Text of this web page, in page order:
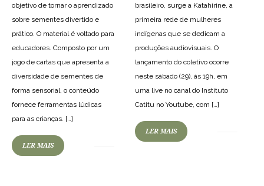
brasileiro, surge a Katahirine, a
primeira rede de mulheres
indígenas que se dedicam a
produções audiovisuais. O
lançamento do coletivo ocorre
neste sábado (29), às 19h, em
uma live no canal do Instituto
Catitu no Youtube, com […]
LER MAIS
objetivo de tornar o aprendizado
sobre sementes divertido e
prático. O material é voltado para
educadores. Composto por um
jogo de cartas que apresenta a
diversidade de sementes de
forma sensorial, o conteúdo
fornece ferramentas lúdicas
para as crianças. […]
LER MAIS
1834
1969